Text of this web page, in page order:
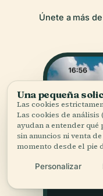
Únete a más
Una pequeña
Las cookies
Las cookies de
ayudan a entender
sin anuncios ni venta
momento desde el pie
Personalizar